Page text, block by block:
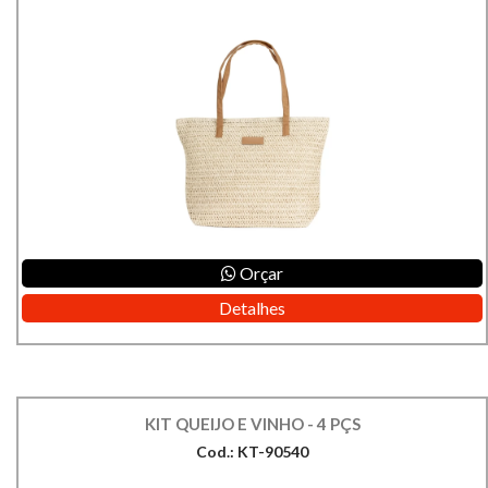
Orçar
Detalhes
KIT QUEIJO E VINHO - 4 PÇS
Cod.: KT-90540